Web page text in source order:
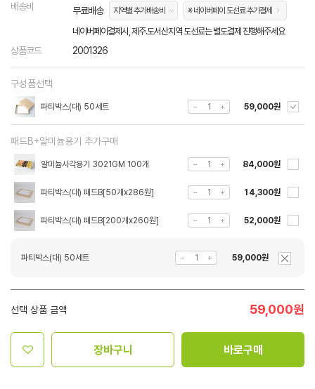
배송비 무료배송 지역별 추가배송비 ※ 네이버페이 도선료 추가결제
네이버페이결제시, 제주.도서산지역 도선료는 별도결제 진행해주세요
상품코드 2001326
구성품선택
파티박스(대) 50세트 59,000원
패드B+알미늄용기 추가구매
알미늄사각용기 3021GM 100개 84,000원
파티박스(대) 패드B[50개x286원] 14,300원
파티박스(대) 패드B[200개x260원] 52,000원
파티박스(대) 50세트 59,000원
선택 상품 금액 59,000원
장바구니 바로구매